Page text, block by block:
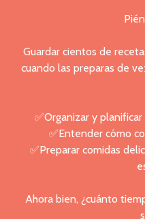
Guardar cientos de
cuando las preparas de
✅Organizar y
✅Entender cómo
✅Preparar comidas
Ahora bien, ¿cuánto